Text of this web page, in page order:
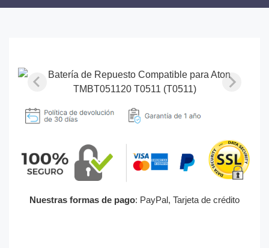
Nuestras formas de pago: PayPal, Tarjeta de crédito